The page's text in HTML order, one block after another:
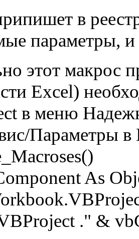
в
параметры,
этот макрос
Excel)
в меню
Параметры в
As
." &